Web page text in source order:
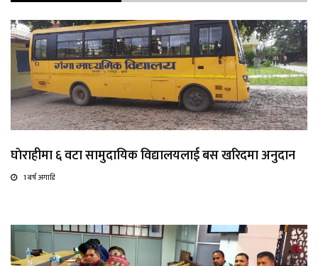
घाेराहीमा ६ वटा सामुदायिक विद्यालयलाई बस खरिदमा अनुदान
1 बर्ष अगाडि